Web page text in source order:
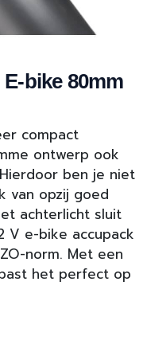
bike 80mm
compact
ontwerp ook
ben je niet
van opzij goed
achterlicht sluit
V e-bike accupack
norm. Met een
het perfect op